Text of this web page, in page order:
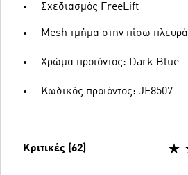
Σχεδιασμός FreeLift
Mesh τμήμα στην πίσω πλευρά
Χρώμα προϊόντος: Dark Blue
Κωδικός προϊόντος: JF8507
Κριτικές (62)